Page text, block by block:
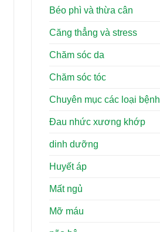
Béo phì và thừa cân
Căng thẳng và stress
Chăm sóc da
Chăm sóc tóc
Chuyên mục các loại bệnh
Đau nhức xương khớp
dinh dưỡng
Huyết áp
Mất ngủ
Mỡ máu